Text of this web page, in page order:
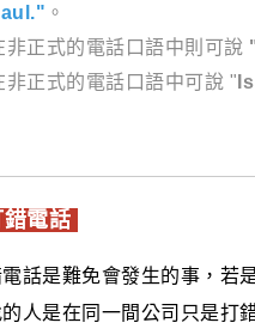
。
非正式的電話口語中則可說
非正式的電話口語中可說 "
電話
話是難免會發生的事，若
人是在同一間公司只是打